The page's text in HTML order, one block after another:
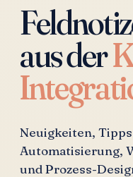
aus der
Neuigkeiten,
Automatisierung,
und Prozess-